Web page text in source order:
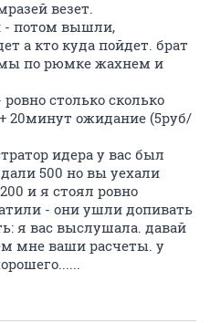
везет.
- потом вышли,
а кто куда пойдет. брат
по рюмке жахнем и
столько сколько
20минут ожидание (5руб/
идера у вас был
500 но вы уехали
и я стоял ровно
- они ушли допивать
я вас выслушала. давай
мне ваши расчеты. у